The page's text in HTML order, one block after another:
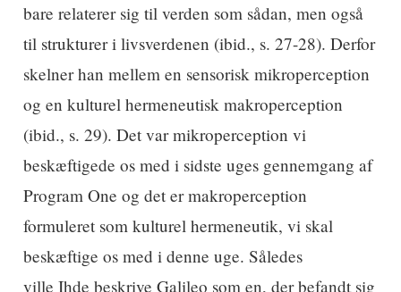
bare relaterer sig til verden som sådan, men også
til strukturer i livsverdenen (ibid., s. 27-28). Derfor
skelner han mellem en sensorisk mikroperception
og en kulturel hermeneutisk makroperception
(ibid., s. 29). Det var mikroperception vi
beskæftigede os med i sidste uges gennemgang af
Program One og det er makroperception
formuleret som kulturel hermeneutik, vi skal
beskæftige os med i denne uge. Således
ville Ihde beskrive Galileo som en, der befandt sig